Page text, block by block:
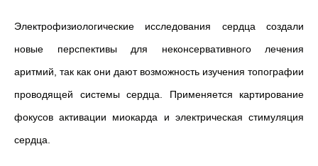
Электрофизиологические исследования сердца создали
новые перспективы для неконсервативного лечения
аритмий, так как они дают возможность изучения топографии
проводящей системы сердца. Применяется картирование
фокусов активации миокарда и электрическая стимуляция
сердца.